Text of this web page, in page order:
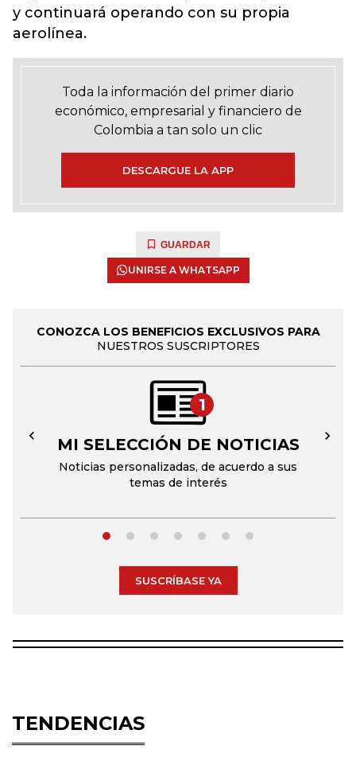
y continuará operando con su propia
aerolínea.
Toda la información del primer diario
económico, empresarial y financiero de
Colombia a tan solo un clic
DESCARGUE LA APP
GUARDAR
UNIRSE A WHATSAPP
CONOZCA LOS BENEFICIOS EXCLUSIVOS PARA
NUESTROS SUSCRIPTORES
1
MI SELECCIÓN DE NOTICIAS
Noticias personalizadas, de acuerdo a sus
temas de interés
← →
SUSCRÍBASE YA
TENDENCIAS